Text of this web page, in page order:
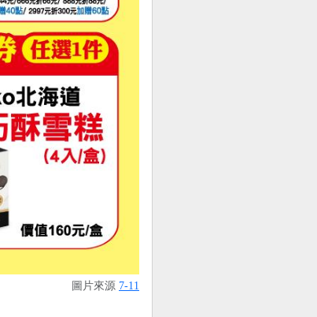
圖片來源 7-11